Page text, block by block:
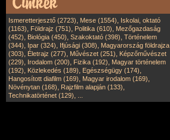
Ismeretterjesztő (2723), Mese (1554), Iskolai, oktató
(1163), Földrajz (751), Politika (610), Mezőgazdaság
(452), Biológia (450), Szakoktató (398), Történelem
(344), Ipar (324), Ifjúsági (308), Magyarország földrajza
(303), Életrajz (277), Művészet (251), Képzőművészet
(229), Irodalom (200), Fizika (192), Magyar történelem
(192), Közlekedés (189), Egészségügy (174),
Hangosított diafilm (169), Magyar irodalom (169),
Növénytan (168), Rajzfilm alapján (133),
Technikatörténet (129),